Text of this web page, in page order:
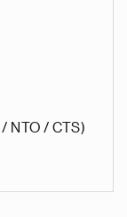
NTO / CTS)